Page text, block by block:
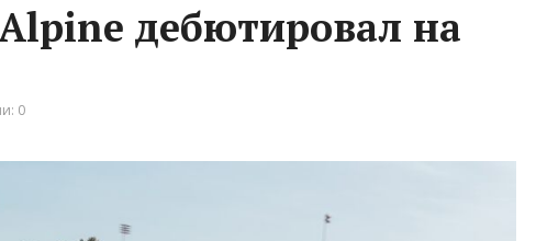
дебютировал на
0